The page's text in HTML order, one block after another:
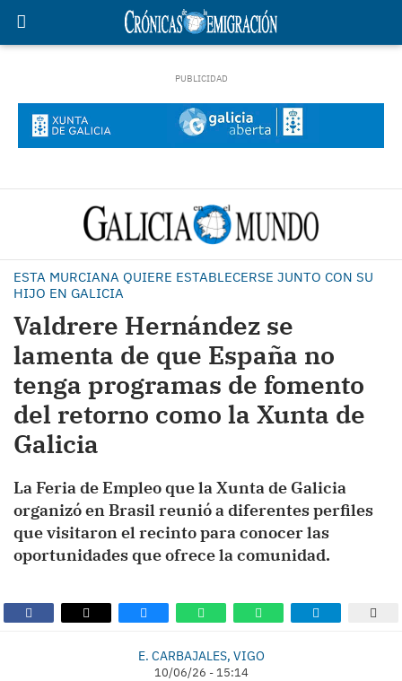
ESTA MURCIANA QUIERE ESTABLECERSE JUNTO CON SU
HIJO EN GALICIA
Valdrere Hernández se
lamenta de que España no
tenga programas de fomento
del retorno como la Xunta de
Galicia
La Feria de Empleo que la Xunta de Galicia
organizó en Brasil reunió a diferentes perfiles
que visitaron el recinto para conocer las
oportunidades que ofrece la comunidad.
E. CARBAJALES, VIGO
10/06/26 - 15:14